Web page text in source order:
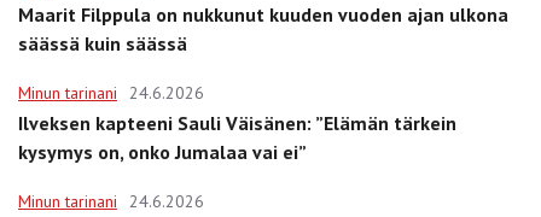
Maarit Filppula on nukkunut kuuden vuoden ajan ulkona
säässä kuin säässä
Minun tarinani 24.6.2026
Ilveksen kapteeni Sauli Väisänen: ”Elämän tärkein
kysymys on, onko Jumalaa vai ei”
Minun tarinani 24.6.2026